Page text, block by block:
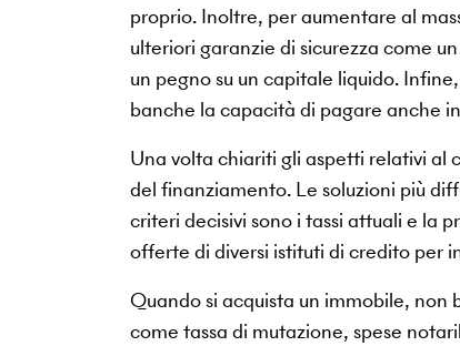
proprio. Inoltre, per aumentare al
ulteriori garanzie di sicurezza come
un pegno su un capitale liquido.
banche la capacità di pagare anche
Una volta chiariti gli aspetti relativi al
del finanziamento. Le soluzioni più
criteri decisivi sono i tassi attuali e la
offerte di diversi istituti di credito per
Quando si acquista un immobile, non
come tassa di mutazione, spese